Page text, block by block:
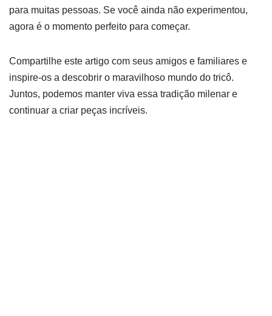
para muitas pessoas. Se você ainda não experimentou,
agora é o momento perfeito para começar.
Compartilhe este artigo com seus amigos e familiares e
inspire-os a descobrir o maravilhoso mundo do tricô.
Juntos, podemos manter viva essa tradição milenar e
continuar a criar peças incríveis.